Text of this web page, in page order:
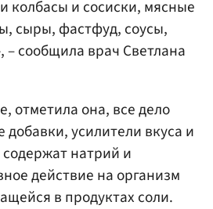
колбасы и сосиски, мясные
сыры, фастфуд, соусы,
– сообщила врач Светлана
отметила она, все дело
усилители вкуса и
натрий и
действие на организм
в продуктах соли.